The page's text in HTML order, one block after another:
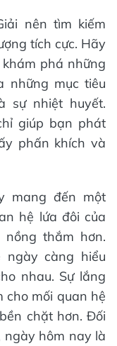
nên tìm kiếm
tích cực. Hãy
phá những
những mục tiêu
sự nhiệt huyết.
giúp bạn phát
phấn khích và
mang đến một
hệ lứa đôi của
thắm hơn.
càng hiểu
nhau. Sự lắng
cho mối quan hệ
chặt hơn. Đối
ngày hôm nay là